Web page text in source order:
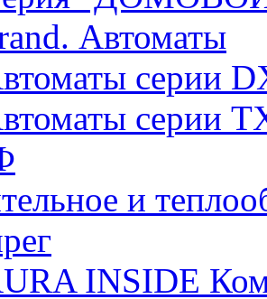
Автоматы
серии
серии
и
INSIDE